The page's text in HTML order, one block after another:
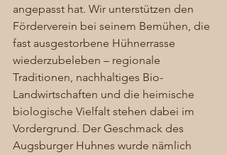
angepasst hat. Wir unterstützen den
Förderverein bei seinem Bemühen, die
fast ausgestorbene Hühnerrasse
wiederzubeleben – regionale
Traditionen, nachhaltiges Bio-
Landwirtschaften und die heimische
biologische Vielfalt stehen dabei im
Vordergrund. Der Geschmack des
Augsburger Huhnes wurde nämlich